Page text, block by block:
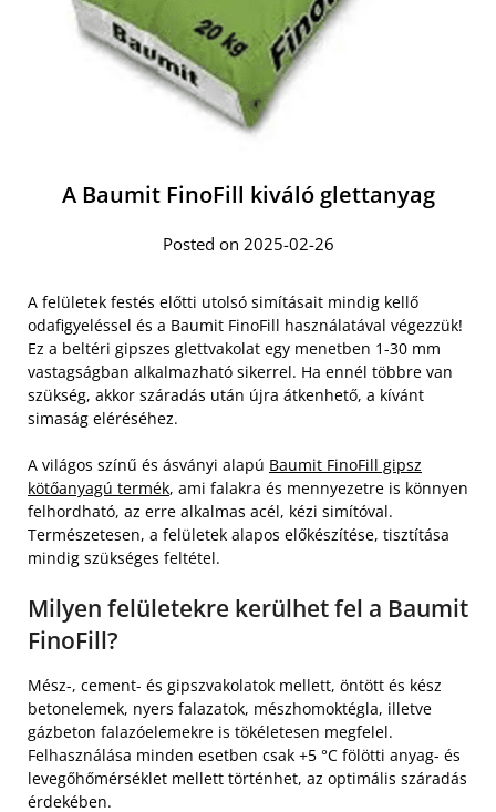
A Baumit FinoFill kiváló glettanyag
Posted on 2025-02-26
A felületek festés előtti utolsó simításait mindig kellő
odafigyeléssel és a Baumit FinoFill használatával végezzük!
Ez a beltéri gipszes glettvakolat egy menetben 1-30 mm
vastagságban alkalmazható sikerrel. Ha ennél többre van
szükség, akkor száradás után újra átkenhető, a kívánt
simaság eléréséhez.
A világos színű és ásványi alapú Baumit FinoFill gipsz
kötőanyagú termék, ami falakra és mennyezetre is könnyen
felhordható, az erre alkalmas acél, kézi simítóval.
Természetesen, a felületek alapos előkészítése, tisztítása
mindig szükséges feltétel.
Milyen felületekre kerülhet fel a Baumit
FinoFill?
Mész-, cement- és gipszvakolatok mellett, öntött és kész
betonelemek, nyers falazatok, mészhomoktégla, illetve
gázbeton falazóelemekre is tökéletesen megfelel.
Felhasználása minden esetben csak +5 °C fölötti anyag- és
levegőhőmérséklet mellett történhet, az optimális száradás
érdekében.